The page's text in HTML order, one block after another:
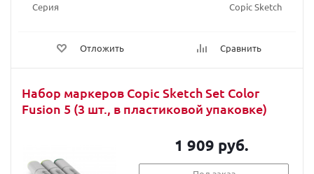
Серия
Copic Sketch
Отложить Сравнить
Набор маркеров Copic Sketch Set Color
Fusion 5 (3 шт., в пластиковой упаковке)
1 909 руб.